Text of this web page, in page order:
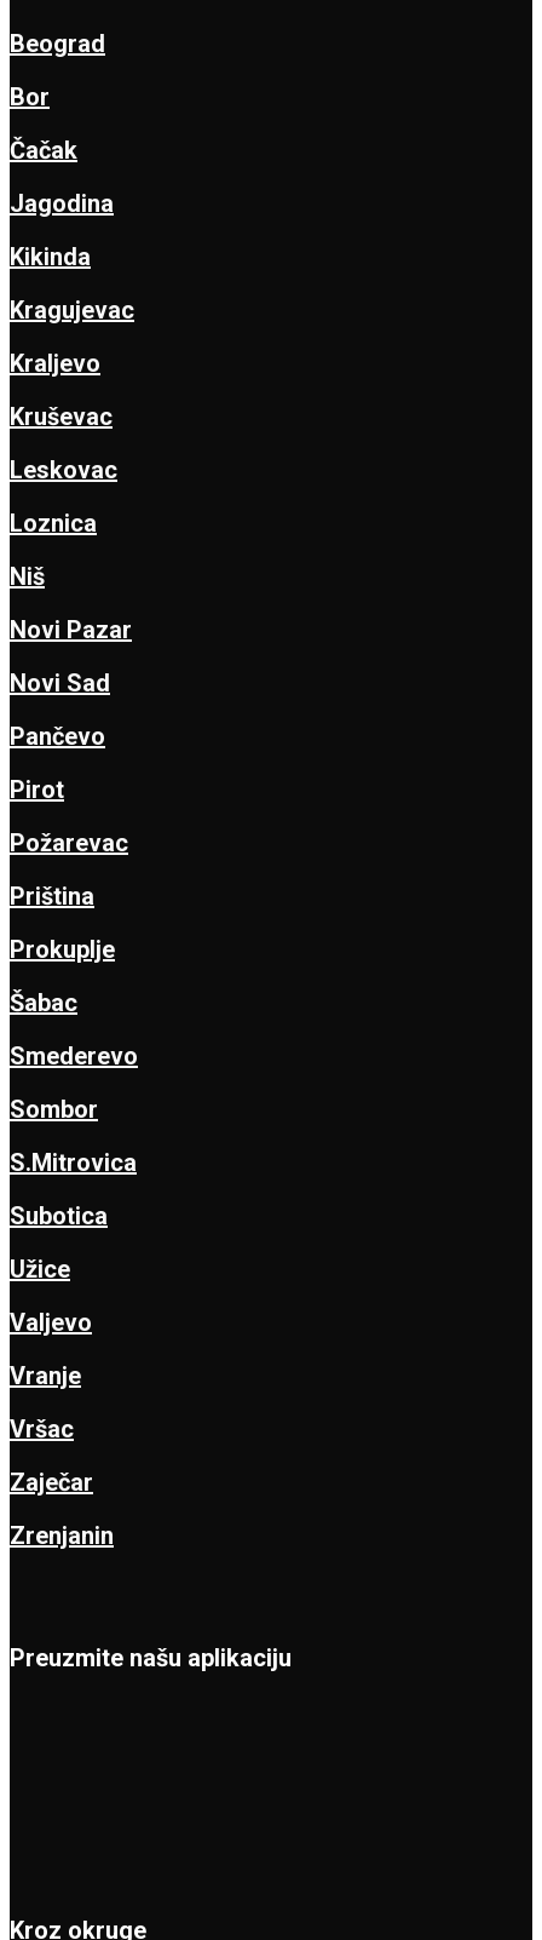
Beograd
Bor
Čačak
Jagodina
Kikinda
Kragujevac
Kraljevo
Kruševac
Leskovac
Loznica
Niš
Novi Pazar
Novi Sad
Pančevo
Pirot
Požarevac
Priština
Prokuplje
Šabac
Smederevo
Sombor
S.Mitrovica
Subotica
Užice
Valjevo
Vranje
Vršac
Zaječar
Zrenjanin
Preuzmite našu aplikaciju
Kroz okruge